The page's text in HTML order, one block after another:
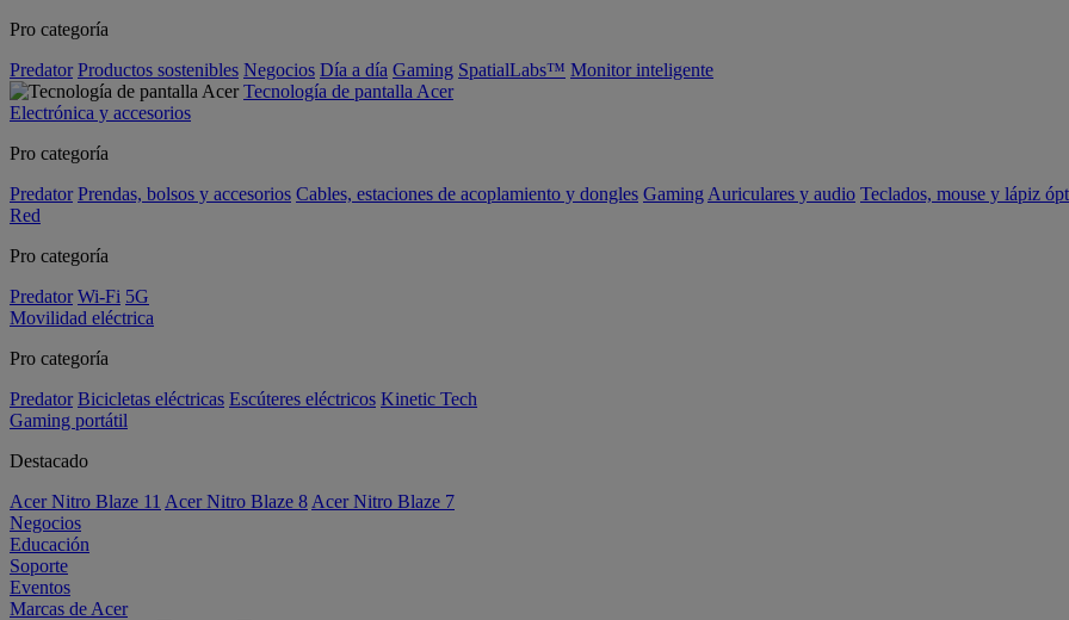
Pro categoría
Predator Productos sostenibles Negocios Día a día Gaming SpatialLabs™ Monitor inteligente
Tecnología de pantalla Acer
Electrónica y accesorios
Pro categoría
Predator Prendas, bolsos y accesorios Cables, estaciones de acoplamiento y dongles Gaming Auriculares y audio Teclados, mouse y lápiz
Red
Pro categoría
Predator Wi-Fi 5G
Movilidad eléctrica
Pro categoría
Predator Bicicletas eléctricas Escúteres eléctricos Kinetic Tech
Gaming portátil
Destacado
Acer Nitro Blaze 11 Acer Nitro Blaze 8 Acer Nitro Blaze 7
Negocios
Educación
Soporte
Eventos
Marcas de Acer